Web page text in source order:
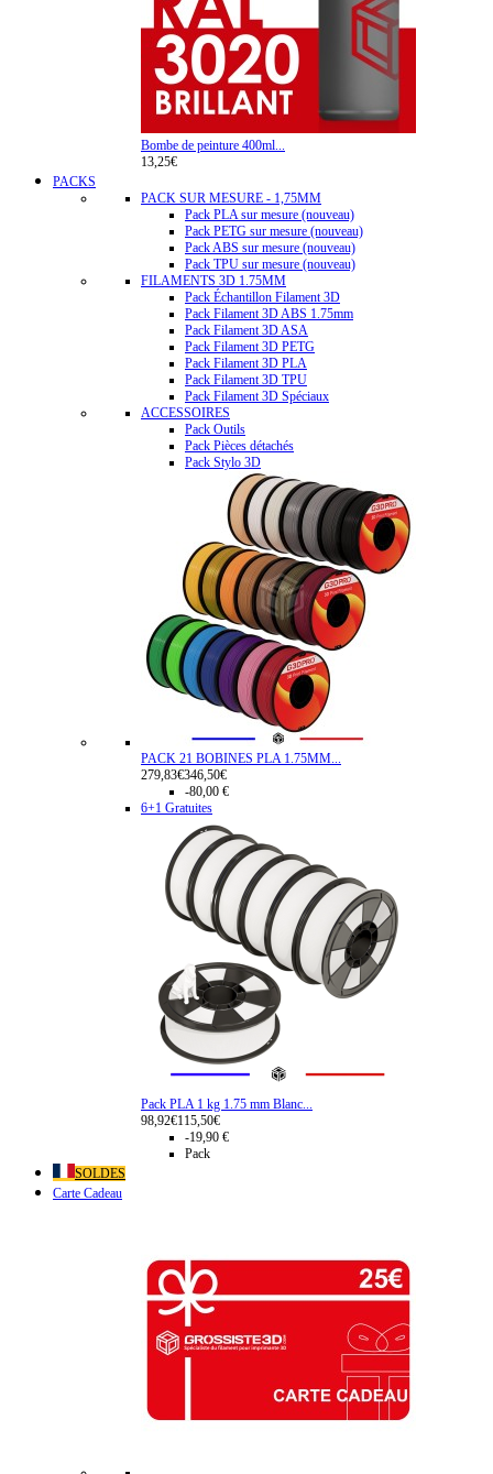
Bombe de peinture 400ml...
13,25€
PACKS
PACK SUR MESURE - 1,75MM
Pack PLA sur mesure (nouveau)
Pack PETG sur mesure (nouveau)
Pack ABS sur mesure (nouveau)
Pack TPU sur mesure (nouveau)
FILAMENTS 3D 1.75MM
Pack Échantillon Filament 3D
Pack Filament 3D ABS 1.75mm
Pack Filament 3D ASA
Pack Filament 3D PETG
Pack Filament 3D PLA
Pack Filament 3D TPU
Pack Filament 3D Spéciaux
ACCESSOIRES
Pack Outils
Pack Pièces détachés
Pack Stylo 3D
PACK 21 BOBINES PLA 1.75MM...
279,83€346,50€
-80,00 €
6+1 Gratuites
Pack PLA 1 kg 1.75 mm Blanc...
98,92€115,50€
-19,90 €
Pack
SOLDES
Carte Cadeau